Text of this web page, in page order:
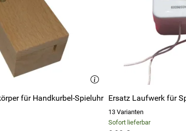
ist tlw sehr kurz... Ich muss ehrlich sagen
für Handkurbel-Spieluhr
Ersatz Laufwerk für
13 Varianten
Sofort lieferbar